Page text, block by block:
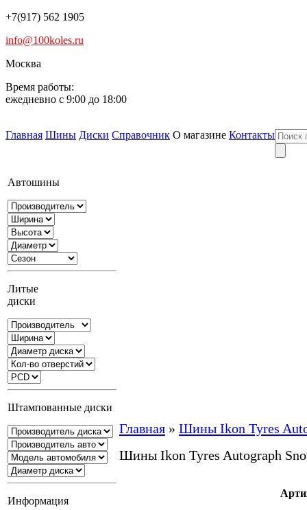
+7(917) 562 1905
info@100koles.ru
Москва
Время работы:
ежедневно с 9:00 до 18:00
Главная Шины Диски Справочник О магазине Контакты
Автошины
Литые
диски
Штампованные диски
Информация
Главная » Шины Ikon Tyres
Шины Ikon Tyres Autograph